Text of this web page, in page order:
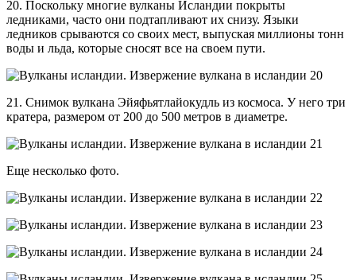
20. Поскольку многие вулканы Исландии покрыты
ледниками, часто они подтапливают их снизу. Языки
ледников срываются со своих мест, выпуская миллионы тонн
воды и льда, которые сносят все на своем пути.
21. Снимок вулкана Эйяфьятлайокудль из космоса. У него три
кратера, размером от 200 до 500 метров в диаметре.
Еще несколько фото.